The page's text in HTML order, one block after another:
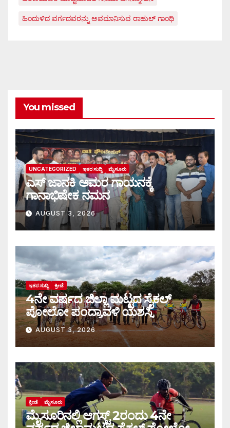
ಹಿಂದುಳಿದ ವರ್ಗದವರನ್ನು ಅವಮಾನಿಸುವ ರಾಹುಲ್ ಗಾಂಧಿ
You missed
UNCATEGORIZED ಇತರ ಸುದ್ದಿ ಮೈಸೂರು
ಎಸ್ ಜಾನಕಿ ಅಮರ ಗಾಯನಕ್ಕೆ
ಗಾನಾಭಿಷೇಕ ನಮನ
AUGUST 3, 2026
ಇತರ ಸುದ್ದಿ ಕ್ರೀಡೆ
4ನೇ ವರ್ಷದ ಜಿಲ್ಲಾ ಮಟ್ಟದ ಸೈಕಲ್
ಪೋಲೋ ಪಂದ್ಯಾವಳಿ ಯಶಸ್ವಿ
AUGUST 3, 2026
ಕ್ರೀಡೆ ಮೈಸೂರು
ಮೈಸೂರಿನಲ್ಲಿ ಆಗಸ್ಟ್‌ 2ರಂದು 4ನೇ